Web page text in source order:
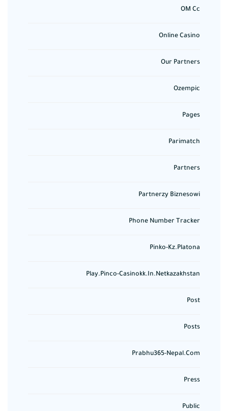
OM Cc
Online Casino
Our Partners
Ozempic
Pages
Parimatch
Partners
Partnerzy Biznesowi
Phone Number Tracker
Pinko-Kz.platona
Play.pinco-Casinokk.in.netkazakhstan
Post
Posts
Prabhu365-Nepal.com
Press
Public